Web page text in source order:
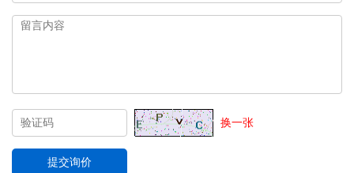
换一张